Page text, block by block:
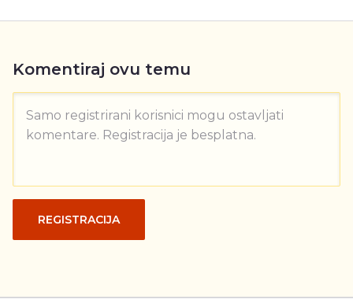
Komentiraj ovu temu
Samo registrirani korisnici mogu ostavljati
komentare. Registracija je besplatna.
REGISTRACIJA